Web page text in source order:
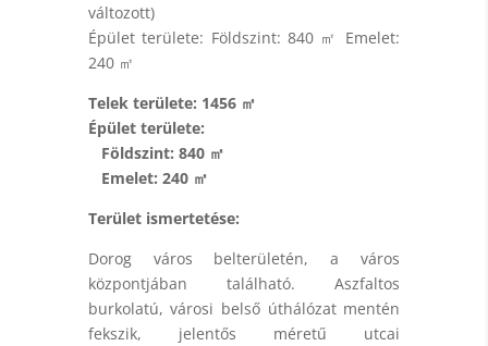
változott)
Épület területe: Földszint: 840 ㎡ Emelet:
240 ㎡
Telek területe: 1456 ㎡
Épület területe:
Földszint: 840 ㎡
Emelet: 240 ㎡
Terület ismertetése:
Dorog város belterületén, a város
központjában található. Aszfaltos
burkolatú, városi belső úthálózat mentén
fekszik, jelentős méretű utcai